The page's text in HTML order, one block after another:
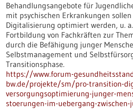
Behandlungsangebote für
mit psychischen Erkrankungen
Digitalisierung optimiert werden, u.
Fortbildung von Fachkräften zur
durch die Befähigung junger
Selbstmanagement und
Transitionsphase.
https://www.forum-
bw.de/projekte/sm/pro-transition-
versorgungsoptimierung-junger-
stoerungen-im-uebergang-zwischen-